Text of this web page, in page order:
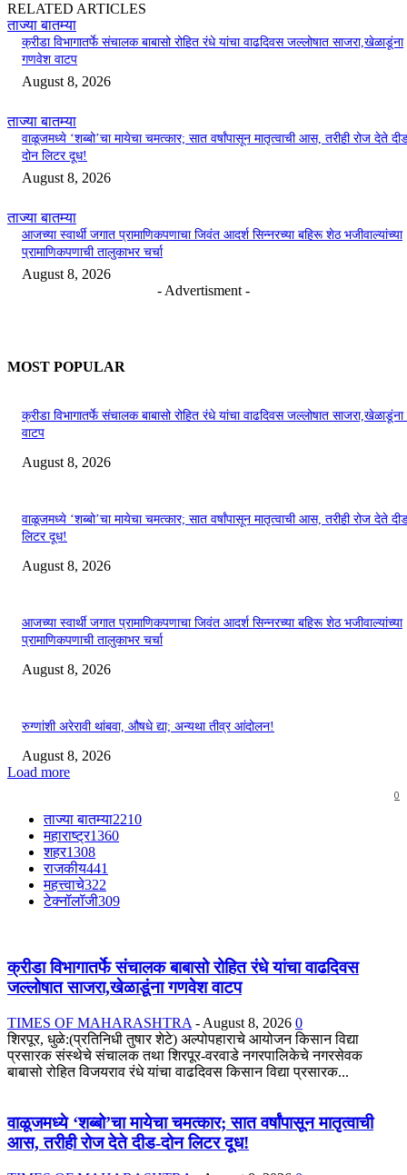
RELATED ARTICLES
ताज्या बातम्या
क्रीडा विभागातर्फे संचालक बाबासो रोहित रंधे यांचा वाढदिवस जल्लोषात साजरा,खेळाडूंना
गणवेश वाटप
August 8, 2026
ताज्या बातम्या
वाळूजमध्ये ‘शब्बो’चा मायेचा चमत्कार; सात वर्षांपासून मातृत्वाची आस, तरीही रोज देते
दोन लिटर दूध!
August 8, 2026
ताज्या बातम्या
आजच्या स्वार्थी जगात प्रामाणिकपणाचा जिवंत आदर्श सिन्नरच्या बहिरू शेठ भजीवाल्यांच्या
प्रामाणिकपणाची तालुकाभर चर्चा
August 8, 2026
- Advertisment -
MOST POPULAR
क्रीडा विभागातर्फे संचालक बाबासो रोहित रंधे यांचा वाढदिवस जल्लोषात
वाटप
August 8, 2026
वाळूजमध्ये ‘शब्बो’चा मायेचा चमत्कार; सात वर्षांपासून मातृत्वाची आस, तरीही रोज देते
लिटर दूध!
August 8, 2026
आजच्या स्वार्थी जगात प्रामाणिकपणाचा जिवंत आदर्श सिन्नरच्या बहिरू शेठ भजीवाल्यांच्या
प्रामाणिकपणाची तालुकाभर चर्चा
August 8, 2026
रुग्णांशी अरेरावी थांबवा, औषधे द्या; अन्यथा तीव्र आंदोलन!
August 8, 2026
Load more
0
ताज्या बातम्या2210
महाराष्ट्र1360
शहर1308
राजकीय441
महत्त्वाचे322
टेक्नॉलॉजी309
क्रीडा विभागातर्फे संचालक बाबासो रोहित रंधे यांचा वाढदिवस
जल्लोषात साजरा,खेळाडूंना गणवेश वाटप
TIMES OF MAHARASHTRA - August 8, 2026 0
शिरपूर, धुळे:(प्रतिनिधी तुषार शेटे) अल्पोपहाराचे आयोजन किसान विद्या
प्रसारक संस्थेचे संचालक तथा शिरपूर-वरवाडे नगरपालिकेचे नगरसेवक
बाबासो रोहित विजयराव रंधे यांचा वाढदिवस किसान विद्या प्रसारक...
वाळूजमध्ये ‘शब्बो’चा मायेचा चमत्कार; सात वर्षांपासून मातृत्वाची
आस, तरीही रोज देते दीड-दोन लिटर दूध!